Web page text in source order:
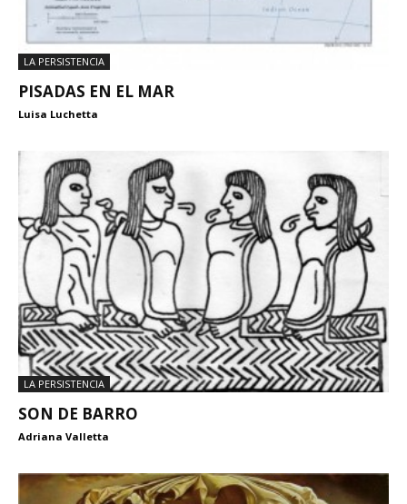
LA PERSISTENCIA
PISADAS EN EL MAR
Luisa Luchetta
LA PERSISTENCIA
SON DE BARRO
Adriana Valletta